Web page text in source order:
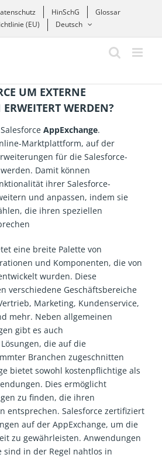
HinSchG
Glossar
(EU)
Deutsch
UM EXTERNE
WERDEN?
AppExchange.
Marktplattform, auf der
für die Salesforce-
Damit können
ihrer Salesforce-
und anpassen, indem sie
die ihren speziellen
eine breite Palette von
und Komponenten, die von
wurden. Diese
verschiedene Geschäftsbereiche
Marketing, Kundenservice,
mehr. Neben allgemeinen
gibt es auch
die auf die
Branchen zugeschnitten
bietet sowohl kostenpflichtige als
Dies ermöglicht
zu finden, die ihren
entsprechen. Salesforce zertifiziert
auf der AppExchange, um die
zu gewährleisten. Anwendungen
sind in der Regel nahtlos in